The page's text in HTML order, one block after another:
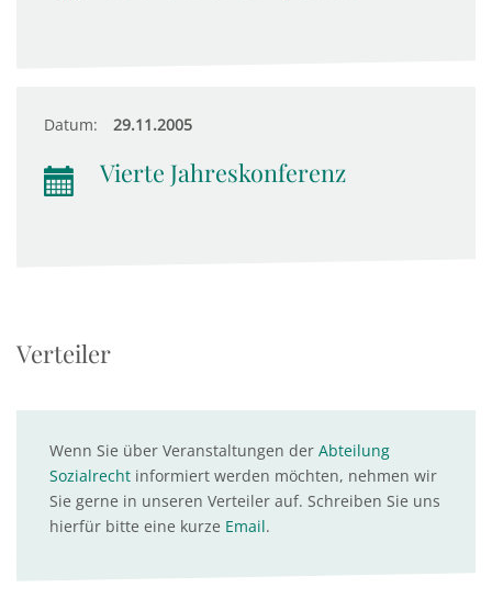
Datum: 29.11.2005
Vierte Jahreskonferenz
Verteiler
Wenn Sie über Veranstaltungen der Abteilung
Sozialrecht informiert werden möchten, nehmen wir
Sie gerne in unseren Verteiler auf. Schreiben Sie uns
hierfür bitte eine kurze Email.